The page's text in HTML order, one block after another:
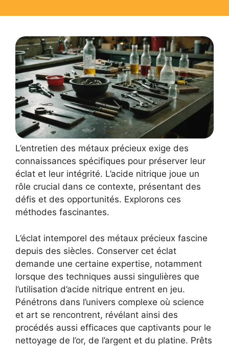
L’entretien des métaux précieux exige des
connaissances spécifiques pour préserver leur
éclat et leur intégrité. L’acide nitrique joue un
rôle crucial dans ce contexte, présentant des
défis et des opportunités. Explorons ces
méthodes fascinantes.
L’éclat intemporel des métaux précieux fascine
depuis des siècles. Conserver cet éclat
demande une certaine expertise, notamment
lorsque des techniques aussi singulières que
l’utilisation d’acide nitrique entrent en jeu.
Pénétrons dans l’univers complexe où science
et art se rencontrent, révélant ainsi des
procédés aussi efficaces que captivants pour le
nettoyage de l’or, de l’argent et du platine. Prêts